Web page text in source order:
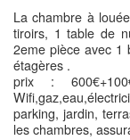
La chambre à
tiroirs, 1 table de
2eme pièce avec 1
étagères .
prix :
parking, jardin,
les chambres,